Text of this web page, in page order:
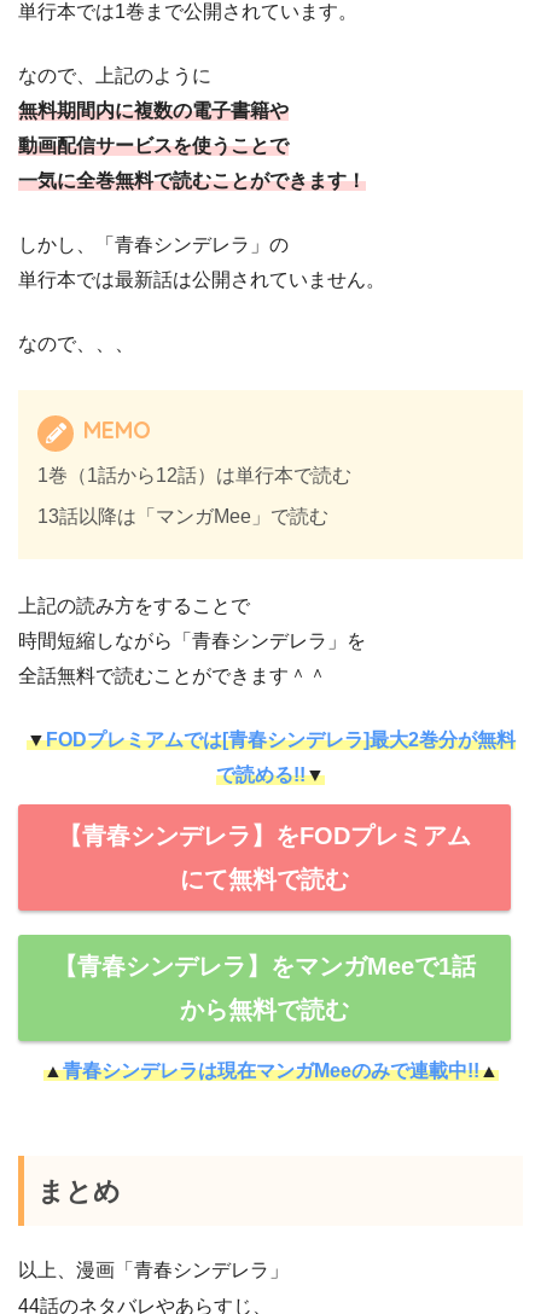
単行本では1巻まで公開されています。
なので、上記のように
無料期間内に複数の電子書籍や
動画配信サービスを使うことで
一気に全巻無料で読むことができます！
しかし、「青春シンデレラ」の
単行本では最新話は公開されていません。
なので、、、
MEMO
1巻（1話から12話）は単行本で読む
13話以降は「マンガMee」で読む
上記の読み方をすることで
時間短縮しながら「青春シンデレラ」を
全話無料で読むことができます＾＾
▼FODプレミアムでは[青春シンデレラ]最大2巻分が無料
で読める!!▼
【青春シンデレラ】をFODプレミアム
にて無料で読む
【青春シンデレラ】をマンガMeeで1話
から無料で読む
▲青春シンデレラは現在マンガMeeのみで連載中!!▲
まとめ
以上、漫画「青春シンデレラ」
44話のネタバレやあらすじ、